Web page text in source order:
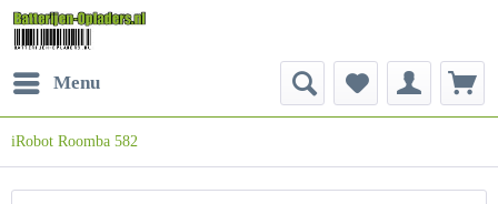
Menu
iRobot Roomba 582